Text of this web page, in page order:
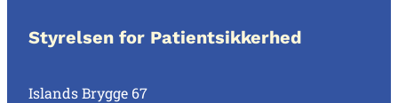
Styrelsen for Patientsikkerhed
Islands Brygge 67